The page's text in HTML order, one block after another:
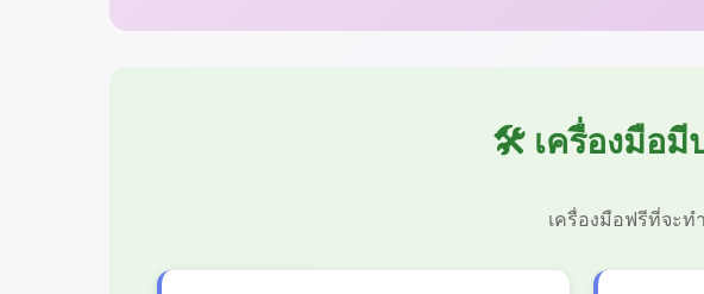
🛠️ เครื่องมือมี
เครื่องมือฟรีที่จะ